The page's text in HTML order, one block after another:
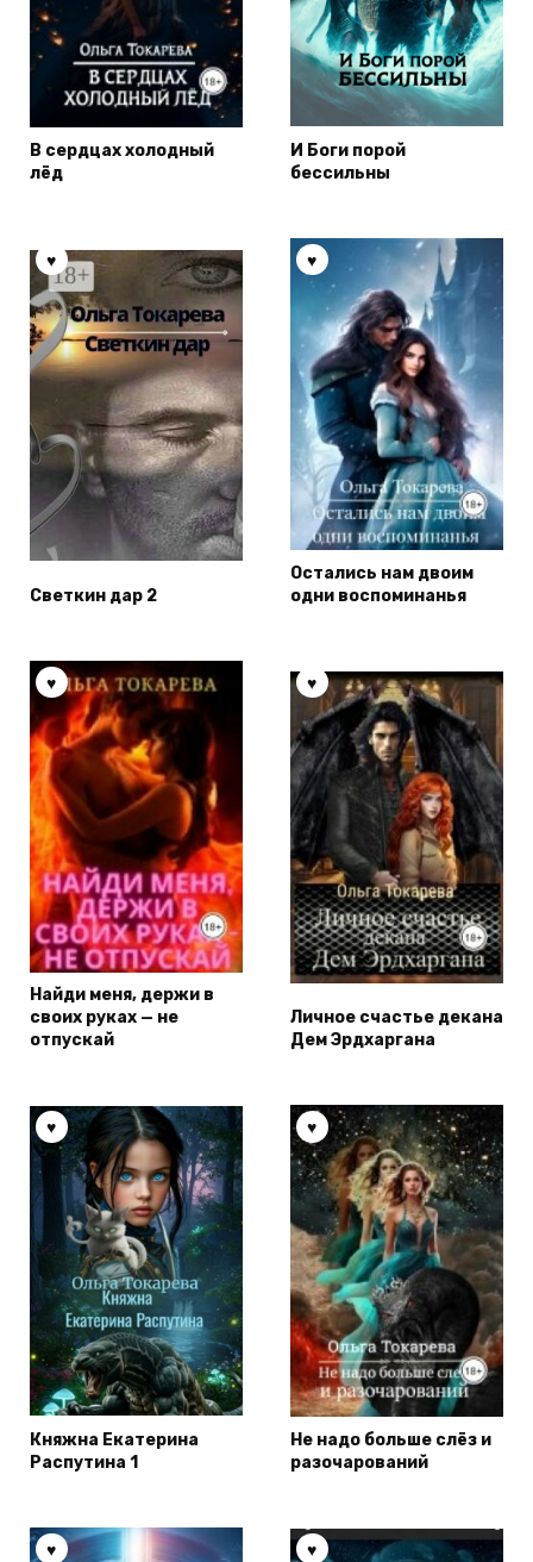
В сердцах холодный
лёд
И Боги порой
бессильны
Светкин дар 2
Остались нам двоим
одни воспоминанья
Найди меня, держи в
своих руках — не
отпускай
Личное счастье декана
Дем Эрдхаргана
Княжна Екатерина
Распутина 1
Не надо больше слёз и
разочарований